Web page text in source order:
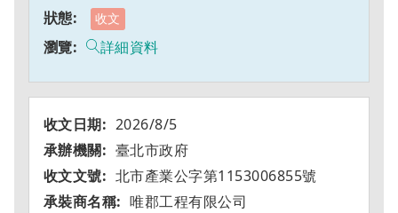
收文
詳細資料
2026/8/5
臺北市政府
北市產業公字第1153006855號
唯郡工程有限公司